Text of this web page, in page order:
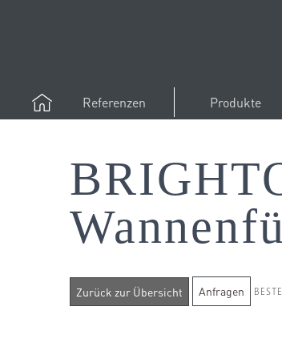
Referenzen Produkte
Anfragen